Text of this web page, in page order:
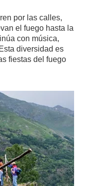
por las calles,
el fuego hasta la
con música,
diversidad es
fiestas del fuego